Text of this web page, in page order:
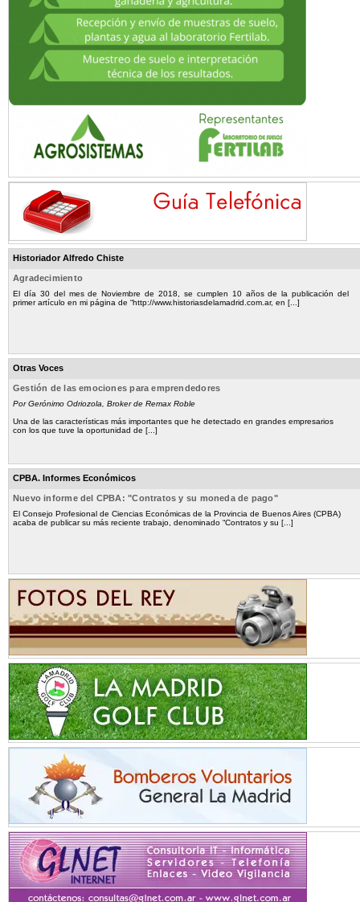
Historiador Alfredo Chiste
Agradecimiento
El día 30 del mes de Noviembre de 2018, se cumplen 10 años de la publicación del
primer artículo en mi página de “http://www.historiasdelamadrid.com.ar, en [...]
Otras Voces
Gestión de las emociones para emprendedores
Por Gerónimo Odriozola, Broker de Remax Roble
Una de las características más importantes que he detectado en grandes empresarios
con los que tuve la oportunidad de [...]
CPBA. Informes Económicos
Nuevo informe del CPBA: "Contratos y su moneda de pago"
El Consejo Profesional de Ciencias Económicas de la Provincia de Buenos Aires (CPBA)
acaba de publicar su más reciente trabajo, denominado “Contratos y su [...]